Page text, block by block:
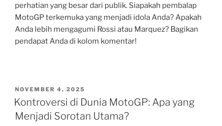
perhatian yang besar dari publik. Siapakah pembalap
MotoGP terkemuka yang menjadi idola Anda? Apakah
Anda lebih mengagumi Rossi atau Marquez? Bagikan
pendapat Anda di kolom komentar!
POSTED
ON
NOVEMBER 4, 2025
Kontroversi di Dunia MotoGP: Apa yang
Menjadi Sorotan Utama?